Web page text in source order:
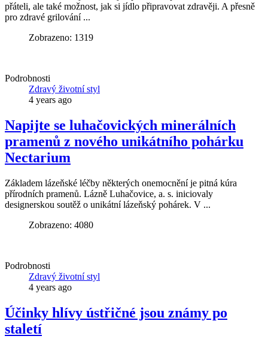
přáteli, ale také možnost, jak si jídlo připravovat zdravěji. A přesně
pro zdravé grilování ...
Zobrazeno: 1319
Podrobnosti
Zdravý životní styl
4 years ago
Napijte se luhačovických minerálních
pramenů z nového unikátního pohárku
Nectarium
Základem lázeňské léčby některých onemocnění je pitná kúra
přírodních pramenů. Lázně Luhačovice, a. s. iniciovaly
designerskou soutěž o unikátní lázeňský pohárek. V ...
Zobrazeno: 4080
Podrobnosti
Zdravý životní styl
4 years ago
Účinky hlívy ústřičné jsou známy po
staletí